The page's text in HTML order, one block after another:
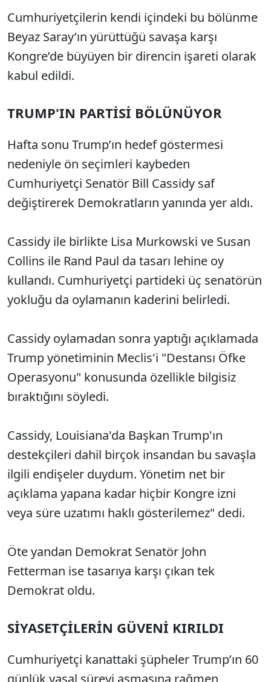
Cumhuriyetçilerin kendi içindeki bu bölünme
Beyaz Saray’ın yürüttüğü savaşa karşı
Kongre’de büyüyen bir direncin işareti olarak
kabul edildi.
TRUMP'IN PARTİSİ BÖLÜNÜYOR
Hafta sonu Trump’ın hedef göstermesi
nedeniyle ön seçimleri kaybeden
Cumhuriyetçi Senatör Bill Cassidy saf
değiştirerek Demokratların yanında yer aldı.
Cassidy ile birlikte Lisa Murkowski ve Susan
Collins ile Rand Paul da tasarı lehine oy
kullandı. Cumhuriyetçi partideki üç senatörün
yokluğu da oylamanın kaderini belirledi.
Cassidy oylamadan sonra yaptığı açıklamada
Trump yönetiminin Meclis'i "Destansı Öfke
Operasyonu" konusunda özellikle bilgisiz
bıraktığını söyledi.
Cassidy, Louisiana'da Başkan Trump'ın
destekçileri dahil birçok insandan bu savaşla
ilgili endişeler duydum. Yönetim net bir
açıklama yapana kadar hiçbir Kongre izni
veya süre uzatımı haklı gösterilemez" dedi.
Öte yandan Demokrat Senatör John
Fetterman ise tasarıya karşı çıkan tek
Demokrat oldu.
SİYASETÇİLERİN GÜVENİ KIRILDI
Cumhuriyetçi kanattaki şüpheler Trump’ın 60
günlük yasal süreyi aşmasına rağmen